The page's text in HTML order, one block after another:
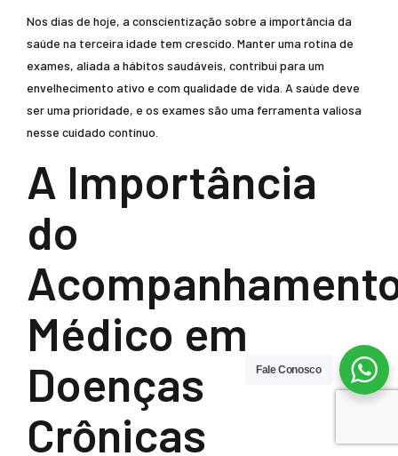
Nos dias de hoje, a conscientização sobre a importância da
saúde na terceira idade tem crescido. Manter uma rotina de
exames, aliada a hábitos saudáveis, contribui para um
envelhecimento ativo e com qualidade de vida. A saúde deve
ser uma prioridade, e os exames são uma ferramenta valiosa
nesse cuidado contínuo.
A Importância
do
Médico em
Doenças
Crônicas
Fale Conosco